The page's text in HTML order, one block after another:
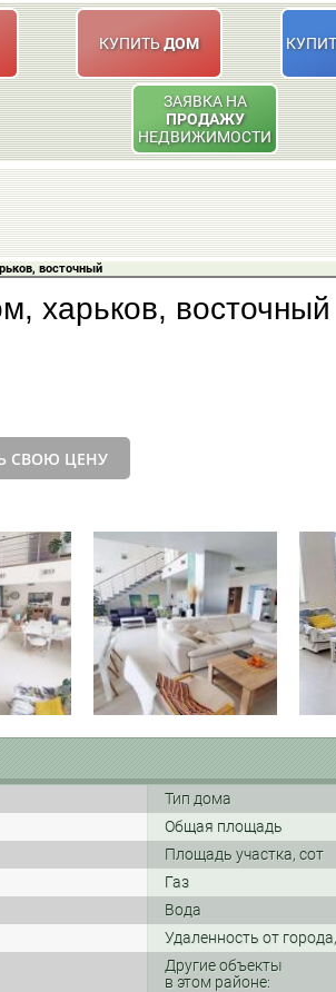
КУПИТЬДОМ
ЗАЯВКА НА
ПРОДАЖУ
НЕДВИЖИМОСТИ
восточный
харьков, восточный
СВОЮ ЦЕНУ
Тип дома
Общая площадь
Площадь участка, сот
Газ
Вода
Удаленность от
Другие объекты
в этом районе: